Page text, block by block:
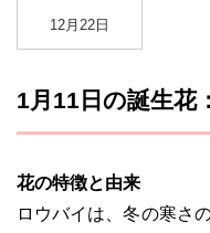
12月22日
1月11日の誕生花
花の特徴と由来
ロウバイは、冬の寒さ